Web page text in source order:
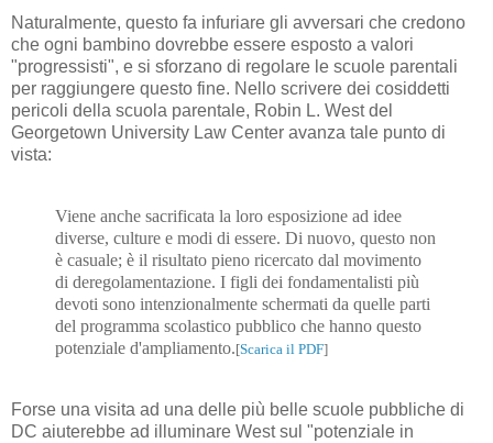
Naturalmente, questo fa infuriare gli avversari che credono
che ogni bambino dovrebbe essere esposto a valori
"progressisti", e si sforzano di regolare le scuole parentali
per raggiungere questo fine. Nello scrivere dei cosiddetti
pericoli della scuola parentale, Robin L. West del
Georgetown University Law Center avanza tale punto di
vista:
Viene anche sacrificata la loro esposizione ad idee
diverse, culture e modi di essere. Di nuovo, questo non
è casuale; è il risultato pieno ricercato dal movimento
di deregolamentazione. I figli dei fondamentalisti più
devoti sono intenzionalmente schermati da quelle parti
del programma scolastico pubblico che hanno questo
potenziale d'ampliamento.[Scarica il PDF]
Forse una visita ad una delle più belle scuole pubbliche di
DC aiuterebbe ad illuminare West sul "potenziale in